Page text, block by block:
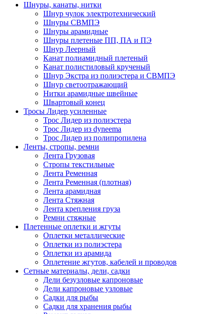
Шнуры, канаты, нитки
Шнур чулок электротехнический
Шнуры СВМПЭ
Шнуры арамидные
Шнуры плетеные ПП, ПА и ПЭ
Шнур Леерный
Канат полиамидный плетеный
Канат полистиловый крученый
Шнур Экстра из полиэстера и СВМПЭ
Шнур светоотражающий
Нитки арамидные швейные
Швартовый конец
Тросы Лидер усиленные
Трос Лидер из полиэстера
Трос Лидер из dyneema
Трос Лидер из полипропилена
Ленты, стропы, ремни
Лента Грузовая
Стропы текстильные
Лента Ременная
Лента Ременная (плотная)
Лента арамидная
Лента Стяжная
Лента крепления груза
Ремни стяжные
Плетенные оплетки и жгуты
Оплетки металлические
Оплетки из полиэстера
Оплетки из арамида
Оплетение жгутов, кабелей и проводов
Сетные материалы, дели, садки
Дели безузловые капроновые
Дели капроновые узловые
Садки для рыбы
Садки для хранения рыбы